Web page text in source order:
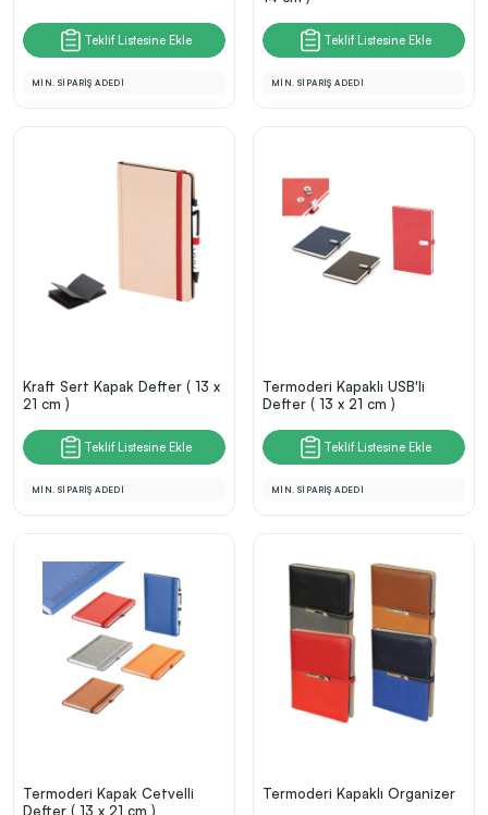
Teklif Listesine Ekle
MİN. SİPARİŞ ADEDİ
Teklif Listesine Ekle
MİN. SİPARİŞ ADEDİ
Kraft Sert Kapak Defter ( 13 x
21 cm )
Teklif Listesine Ekle
MİN. SİPARİŞ ADEDİ
Termoderi Kapaklı USB'li
Defter ( 13 x 21 cm )
Teklif Listesine Ekle
MİN. SİPARİŞ ADEDİ
Termoderi Kapak Cetvelli
Defter ( 13 x 21 cm )
Termoderi Kapaklı Organizer